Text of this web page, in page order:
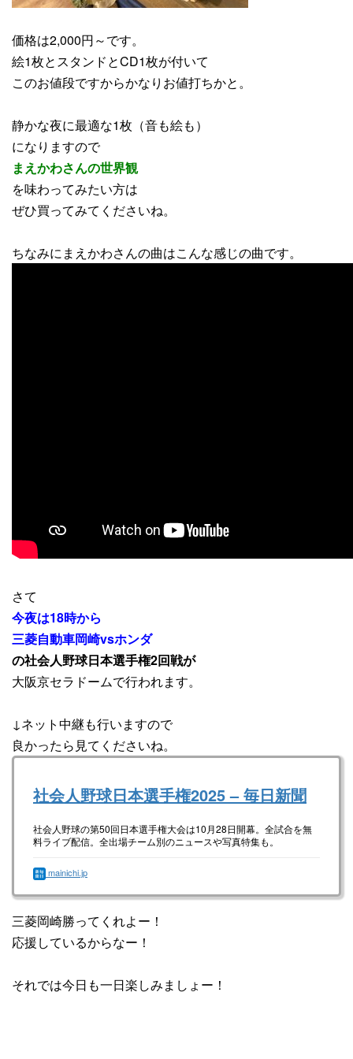
価格は2,000円～です。
絵1枚とスタンドとCD1枚が付いて
このお値段ですからかなりお値打ちかと。
静かな夜に最適な1枚（音も絵も）
になりますので
まえかわさんの世界観
を味わってみたい方は
ぜひ買ってみてくださいね。
ちなみにまえかわさんの曲はこんな感じの曲です。
さて
今夜は18時から
三菱自動車岡崎vsホンダ
の社会人野球日本選手権2回戦が
大阪京セラドームで行われます。
↓ネット中継も行いますので
良かったら見てくださいね。
社会人野球日本選手権2025 – 毎日新聞
社会人野球の第50回日本選手権大会は10月28日開幕。全試合を無
料ライブ配信。全出場チーム別のニュースや写真特集も。
mainichi.jp
三菱岡崎勝ってくれよー！
応援しているからなー！
それでは今日も一日楽しみましょー！